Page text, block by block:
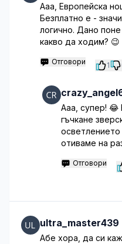
Ааа, Европейска
Безплатно е -
логично. Дано
какво да ходим? 😉
Отговори 1
Ааа, супер! 😂
гъчкане
отиваме на
Отговори
ultra_master439
Абе хора, да си